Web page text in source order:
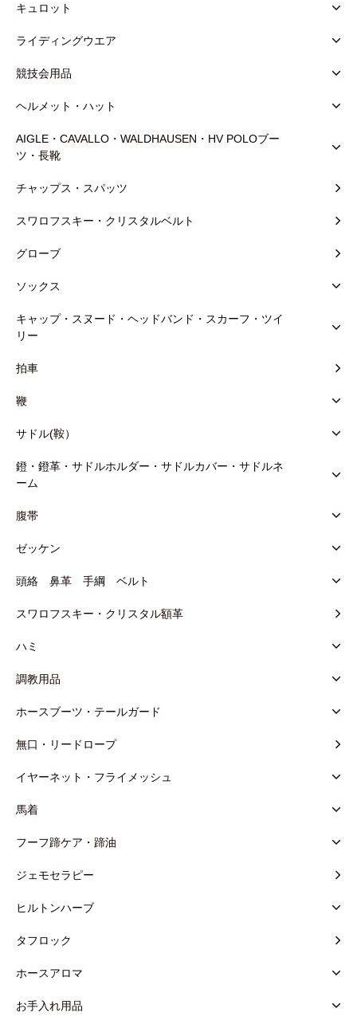
キュロット
ライディングウエア
競技会用品
ヘルメット・ハット
AIGLE・CAVALLO・WALDHAUSEN・HV POLOブー
ツ・長靴
チャップス・スパッツ
スワロフスキー・クリスタルベルト
グローブ
ソックス
キャップ・スヌード・ヘッドバンド・スカーフ・ツイ
リー
拍車
鞭
サドル(鞍）
鐙・鐙革・サドルホルダー・サドルカバー・サドルネ
ーム
腹帯
ゼッケン
頭絡 鼻革 手綱 ベルト
スワロフスキー・クリスタル額革
ハミ
調教用品
ホースブーツ・テールガード
無口・リードロープ
イヤーネット・フライメッシュ
馬着
フーフ蹄ケア・蹄油
ジェモセラピー
ヒルトンハーブ
タフロック
ホースアロマ
お手入れ用品